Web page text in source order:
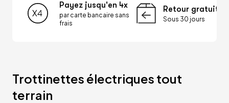
Payez jusqu'en 4x
par carte bancaire sans
frais
Retour gratuit
Sous 30 jours
Trottinettes électriques tout
terrain